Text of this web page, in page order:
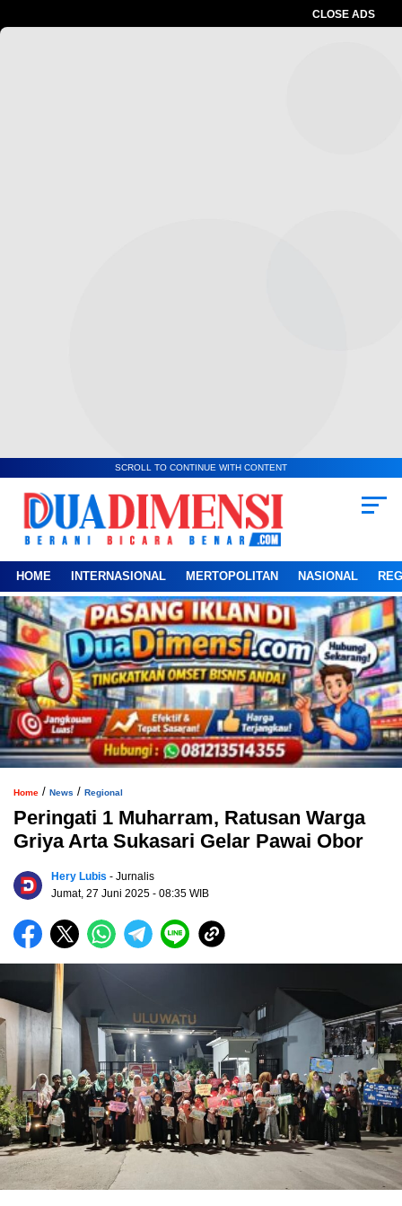
CLOSE ADS
SCROLL TO CONTINUE WITH CONTENT
HOME INTERNASIONAL MERTOPOLITAN NASIONAL
Home / News / Regional
Peringati 1 Muharram, Ratusan Warga
Griya Arta Sukasari Gelar Pawai Obor
Hery Lubis - Jurnalis
Jumat, 27 Juni 2025 - 08:35 WIB